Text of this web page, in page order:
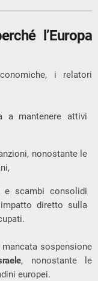
l’Europa
i relatori
a mantenere attivi
nonostante le
scambi consolidi
diretto sulla
sospensione
, nonostante le
europei.